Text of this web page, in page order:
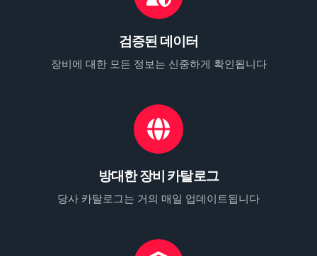
검증된 데이터
장비에 대한 모든 정보는 신중하게 확인됩니다
방대한 장비 카탈로그
당사 카탈로그는 거의 매일 업데이트됩니다